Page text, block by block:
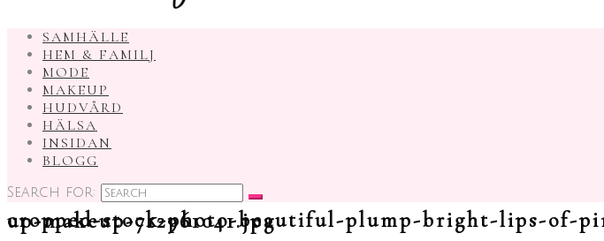
SAMHÄLLE
HEM & FAMILJ
MODE
MAKEUP
HUDVÅRD
HÄLSA
INSIDAN
BLOGG
Search for:
cropped-stock-photo-beautiful-plump-bright-lips-of-pink-color-peep-into-the-slit-of-colored-paper-make-up-makeup-712961041.jpg